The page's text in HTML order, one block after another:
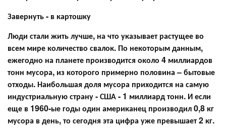
Завернуть - в картошку
Люди стали жить лучше, на что указывает растущее во
всем мире количество свалок. По некоторым данным,
ежегодно на планете производится около 4 миллиардов
тонн мусора, из которого примерно половина – бытовые
отходы. Наибольшая доля мусора приходится на самую
индустриальную страну - США - 1 миллиард тонн. И если
еще в 1960-ые годы один американец производил 0,8 кг
мусора в день, то сегодня эта цифра уже превышает 2 кг.